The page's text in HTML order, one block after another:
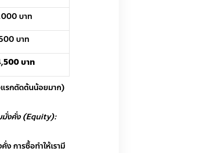
บาท
บาท
บาท
รกตัดต้นน้อยมาก)
มั่งคั่ง (Equity):
การซื้อทำให้เรามี